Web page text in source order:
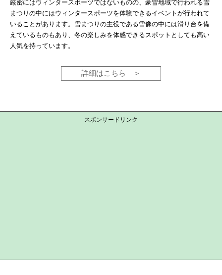
厳密にはウィンタースポーツではないものの、豪雪地域で行われる雪
まつりの中にはウィンタースポーツを体験できるイベントが行われて
いることがあります。雪まつりの主役である雪像の中には滑り台を備
えているものもあり、冬の楽しみを体感できるスポットとしても高い
人気を持っています。
詳細はこちら
スポンサードリンク